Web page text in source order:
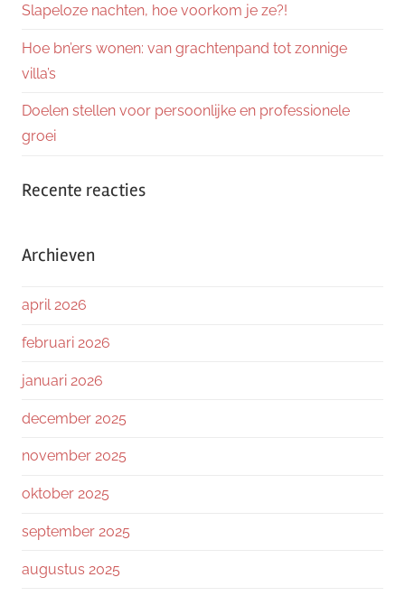
Slapeloze nachten, hoe voorkom je ze?!
Hoe bn’ers wonen: van grachtenpand tot zonnige
villa’s
Doelen stellen voor persoonlijke en professionele
groei
Recente reacties
Archieven
april 2026
februari 2026
januari 2026
december 2025
november 2025
oktober 2025
september 2025
augustus 2025